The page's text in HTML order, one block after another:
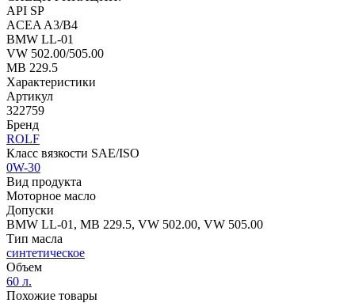
API SP
ACEA A3/B4
BMW LL-01
VW 502.00/505.00
MB 229.5
Характеристики
Артикул
322759
Бренд
ROLF
Класс вязкости SAE/ISO
0W-30
Вид продукта
Моторное масло
Допуски
BMW LL-01, MB 229.5, VW 502.00, VW 505.00
Тип масла
синтетическое
Объем
60 л.
Похожие товары